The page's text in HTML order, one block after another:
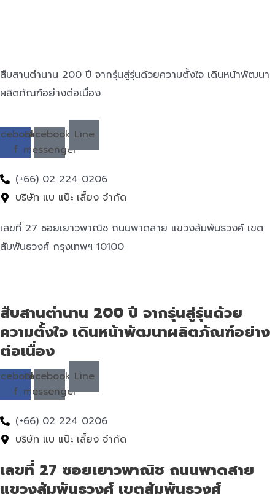
สืบสานตำนาน 200 ปี จากรุ่นสู่รุ่นด้วยความตั้งใจ เดินหน้าพัฒนา
ผลิตภัณฑ์อย่างต่อเนื่อง
f
Facebook-
messenger
Line
(+66) 02 224 0206
บริษัท แบ แป๊ะ เลี้ยง จำกัด
เลขที่ 27 ซอยเยาวพาณิช ถนนพาดสาย แขวงสัมพันธวงศ์ เขต
สัมพันธวงศ์ กรุงเทพฯ 10100
สืบสานตำนาน 200 ปี จากรุ่นสู่รุ่นด้วย
ความตั้งใจ เดินหน้าพัฒนาผลิตภัณฑ์อย่าง
ต่อเนื่อง
f
Facebook-
messenger
Line
(+66) 02 224 0206
บริษัท แบ แป๊ะ เลี้ยง จำกัด
เลขที่ 27 ซอยเยาวพาณิช ถนนพาดสาย
แขวงสัมพันธวงศ์ เขตสัมพันธวงศ์